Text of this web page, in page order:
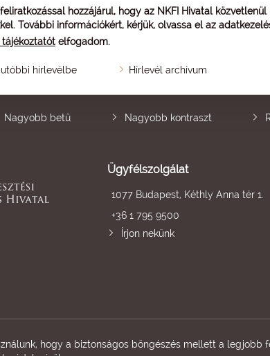
hozzájárul, hogy az NKFI Hivatal
További információkért, kérjük, olvassa el az
elfogadom.
hírlevélbe Hírlevél archívum
Nagyobb betű Nagyobb kontraszt
Ügyfélszolgálat
1077 Budapest, Kéthly Anna tér 1.
+36 1 795 9500
Írjon nekünk
hogy a biztonságos böngészés mellett a legjobb